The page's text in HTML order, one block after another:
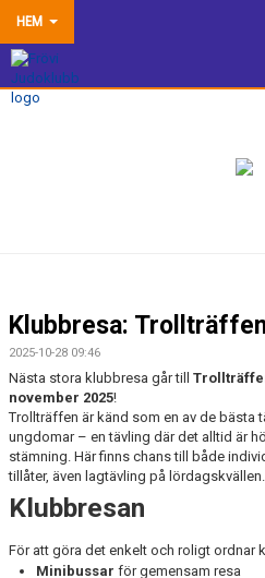
HEM
HEM
DOKUMENTBANK
KLUBBSHOP
KONTAKTA OSS
Klubbresa:
2025-10-28 09:46
Nästa stora klubbresa går till
november 2025!
Trollträffen är känd som en av de bästa
ungdomar – en tävling där det alltid är
stämning. Här finns chans till både
tillåter, även lagtävling på lördagskvällen.
Klubbresan
För att göra det enkelt och roligt ordnar
Minibussar för gemensam resa